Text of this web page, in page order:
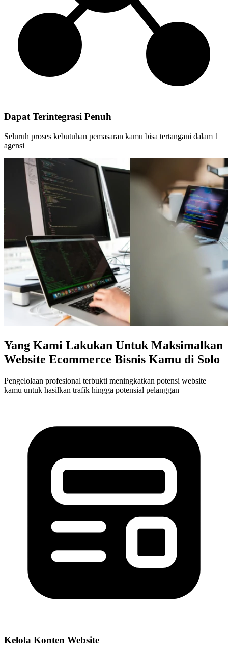
Dapat Terintegrasi Penuh
Seluruh proses kebutuhan pemasaran kamu bisa tertangani dalam 1
agensi
Yang Kami Lakukan Untuk Maksimalkan
Website Ecommerce Bisnis Kamu di Solo
Pengelolaan profesional terbukti meningkatkan potensi website
kamu untuk hasilkan trafik hingga potensial pelanggan
Kelola Konten Website